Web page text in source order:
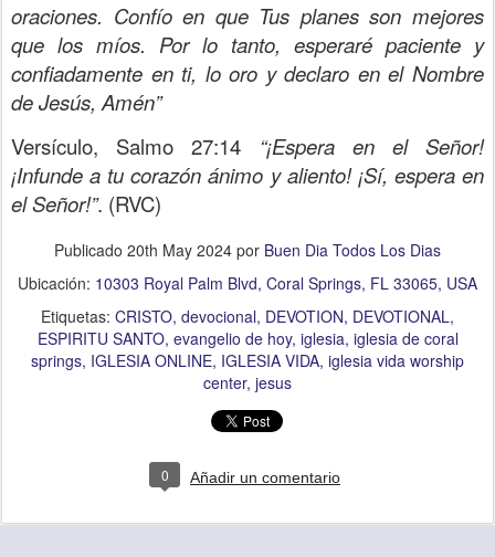
oraciones. Confío en que Tus planes son mejores
que los míos. Por lo tanto, esperaré paciente y
confiadamente en ti, lo oro y declaro en el Nombre
de Jesús, Amén”
Versículo, Salmo 27:14 “¡Espera en el Señor!
¡Infunde a tu corazón ánimo y aliento! ¡Sí, espera en
el Señor!”. (RVC)
Publicado 20th May 2024 por Buen Dia Todos Los Dias
Ubicación: 10303 Royal Palm Blvd, Coral Springs, FL 33065, USA
Etiquetas: CRISTO devocional DEVOTION DEVOTIONAL
ESPIRITU SANTO evangelio de hoy iglesia iglesia de coral
springs IGLESIA ONLINE IGLESIA VIDA iglesia vida worship
center jesus
0 Añadir un comentario